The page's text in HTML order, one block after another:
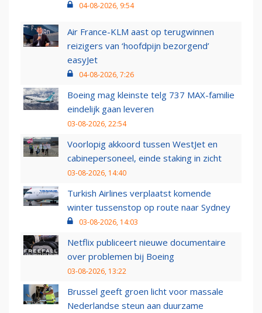
04-08-2026, 9:54
Air France-KLM aast op terugwinnen
reizigers van ‘hoofdpijn bezorgend’
easyJet
04-08-2026, 7:26
Boeing mag kleinste telg 737 MAX-familie
eindelijk gaan leveren
03-08-2026, 22:54
Voorlopig akkoord tussen WestJet en
cabinepersoneel, einde staking in zicht
03-08-2026, 14:40
Turkish Airlines verplaatst komende
winter tussenstop op route naar Sydney
03-08-2026, 14:03
Netflix publiceert nieuwe documentaire
over problemen bij Boeing
03-08-2026, 13:22
Brussel geeft groen licht voor massale
Nederlandse steun aan duurzame